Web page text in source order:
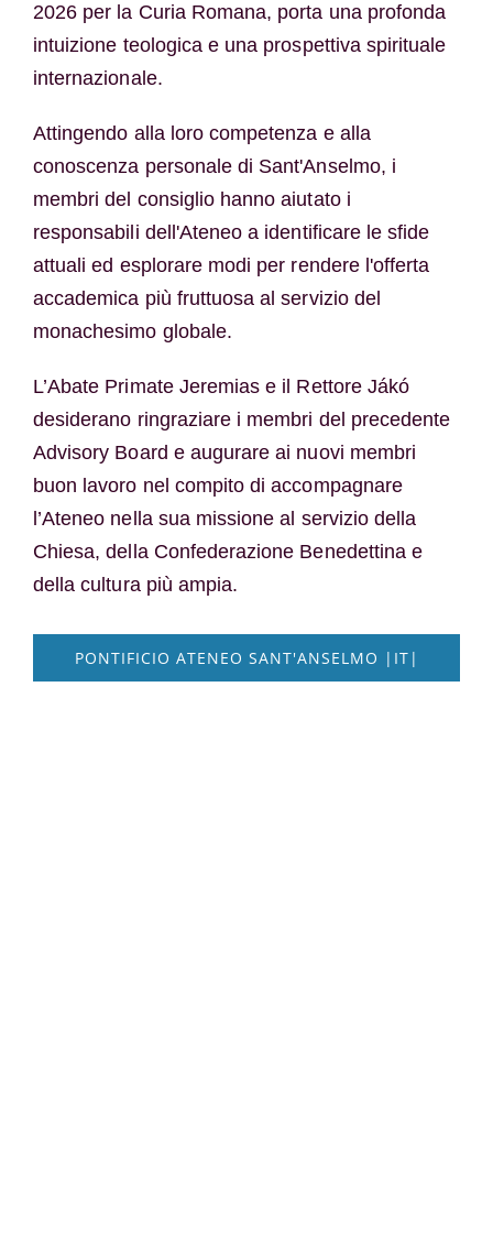
2026 per la Curia Romana, porta una profonda
intuizione teologica e una prospettiva spirituale
internazionale.
Attingendo alla loro competenza e alla
conoscenza personale di Sant'Anselmo, i
membri del consiglio hanno aiutato i
responsabili dell'Ateneo a identificare le sfide
attuali ed esplorare modi per rendere l'offerta
accademica più fruttuosa al servizio del
monachesimo globale.
L’Abate Primate Jeremias e il Rettore Jákó
desiderano ringraziare i membri del precedente
Advisory Board e augurare ai nuovi membri
buon lavoro nel compito di accompagnare
l’Ateneo nella sua missione al servizio della
Chiesa, della Confederazione Benedettina e
della cultura più ampia.
PONTIFICIO ATENEO SANT'ANSELMO |IT|